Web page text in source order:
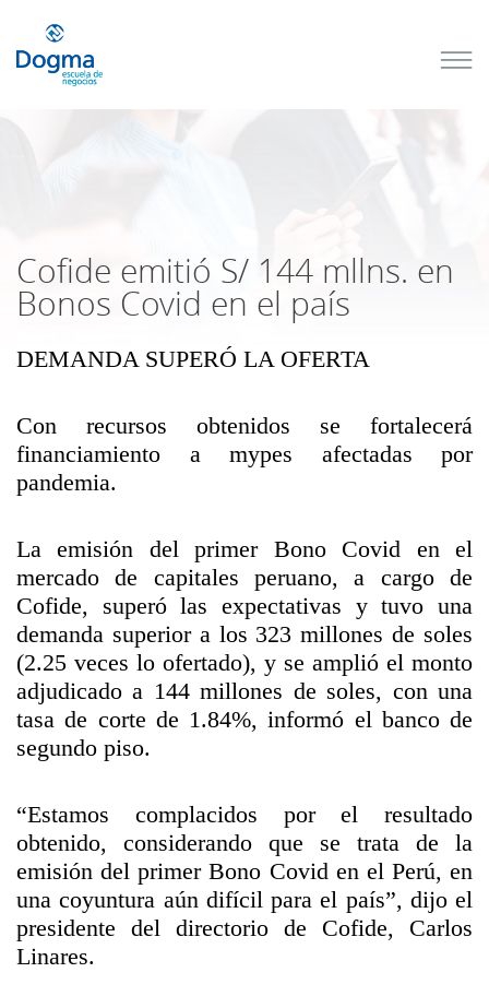
Cofide emitió S/ 144 mllns. en
Bonos Covid en el país
DEMANDA SUPERÓ LA OFERTA
Con recursos obtenidos se fortalecerá
financiamiento a mypes afectadas por
pandemia.
La emisión del primer Bono Covid en el
mercado de capitales peruano, a cargo de
Cofide, superó las expectativas y tuvo una
demanda superior a los 323 millones de soles
(2.25 veces lo ofertado), y se amplió el monto
adjudicado a 144 millones de soles, con una
tasa de corte de 1.84%, informó el banco de
segundo piso.
“Estamos complacidos por el resultado
obtenido, considerando que se trata de la
emisión del primer Bono Covid en el Perú, en
una coyuntura aún difícil para el país”, dijo el
presidente del directorio de Cofide, Carlos
Linares.
próximos
Más Cursos